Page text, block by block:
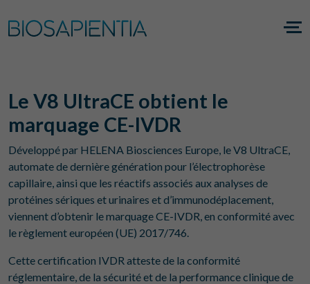
Le V8 UltraCE obtient le
marquage CE-IVDR
Développé par HELENA Biosciences Europe, le V8 UltraCE,
automate de dernière génération pour l’électrophorèse
capillaire, ainsi que les réactifs associés aux analyses de
protéines sériques et urinaires et d’immunodéplacement,
viennent d’obtenir le marquage CE-IVDR, en conformité avec
le règlement européen (UE) 2017/746.
Cette certification IVDR atteste de la conformité
réglementaire, de la sécurité et de la performance clinique de